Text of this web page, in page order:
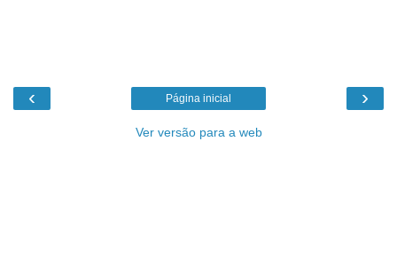
‹ ›
Página inicial
Ver versão para a web